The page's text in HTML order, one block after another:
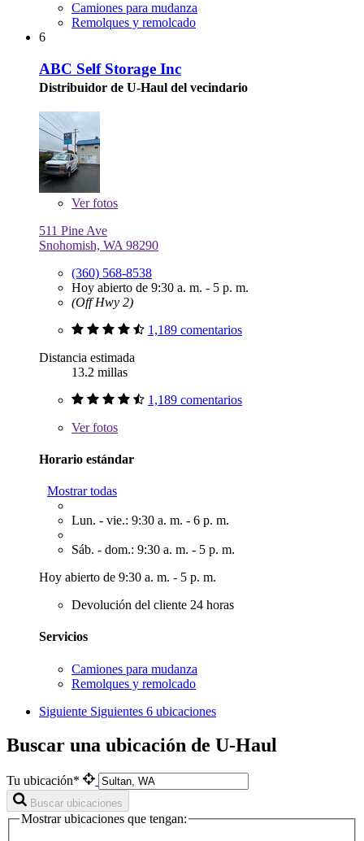
Camiones para mudanza
Remolques y remolcado
6
ABC Self Storage Inc
Distribuidor de U-Haul del vecindario
Verfotos
511 Pine Ave
Snohomish, WA 98290
(360) 568-8538
Hoy abierto de 9:30 a. m. - 5 p. m.
(Off Hwy 2)
1,189 comentarios
Distancia estimada
13.2 millas
1,189 comentarios
Verfotos
Horario estándar
Mostrar todas
Lun. - vie.: 9:30 a. m. - 6 p. m.
Sáb. - dom.: 9:30 a. m. - 5 p. m.
Hoy abierto de 9:30 a. m. - 5 p. m.
Devolución del cliente 24 horas
Servicios
Camiones para mudanza
Remolques y remolcado
Siguiente Siguientes 6 ubicaciones
Buscar una ubicación de U-Haul
Tu ubicación*
Buscar ubicaciones
Mostrar ubicaciones que tengan: